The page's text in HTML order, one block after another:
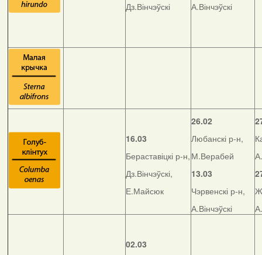
Дз.Вінчэўскі
А.Вінчэўскі
16.03
Бераставіцкі р-н,
Дз.Вінчэўскі,
Е.Майсюк
26.02
Любанскі р-н,
М.Верабей
13.03
Чэрвенскі р-н,
А.Вінчэўскі
02.03